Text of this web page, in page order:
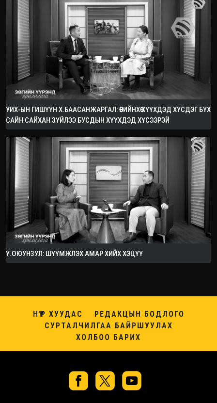
УИХ-ЫН ГИШҮҮН Х.БААСАНЖАРГАЛ: ӨӨРИЙНХӨӨ ХҮҮХДЭД ХҮСДЭГ БҮХ
САЙН САЙХАН ЗҮЙЛЭЭ БУСДЫН ХҮҮХДЭД ХҮСЭЭРЭЙ
Ү.ОЮУНЗУЛ: ШҮҮМЖЛЭХ АМАР ХИЙХ ХЭЦҮҮ
НҮҮР ХУУДАС
РЕДАКЦЫН БОДЛОГО
СУРТАЛЧИЛГАА БАЙРШУУЛАХ
ХОЛБОО БАРИХ